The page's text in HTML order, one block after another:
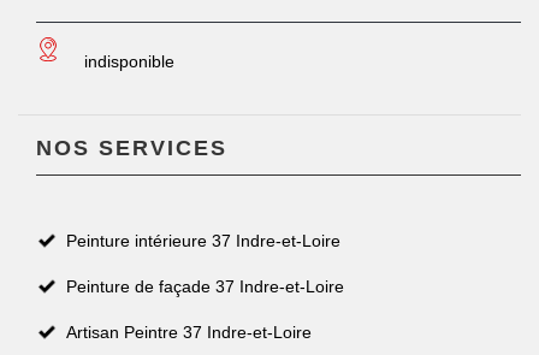
indisponible
NOS SERVICES
Peinture intérieure 37 Indre-et-Loire
Peinture de façade 37 Indre-et-Loire
Artisan Peintre 37 Indre-et-Loire